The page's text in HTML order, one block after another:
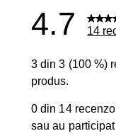
4.7 14
3 din 3 (100 %)
produs.
0 din 14
sau au